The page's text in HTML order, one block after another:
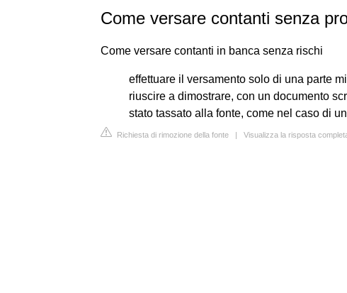
Come versare contanti senza
Come versare contanti in banca senza rischi
effettuare il versamento solo di una parte
riuscire a dimostrare, con un documento
stato tassato alla fonte, come nel caso di
Richiesta di rimozione della fonte | Visualizza la risposta